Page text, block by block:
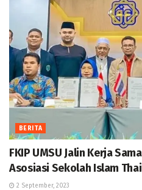
BERITA
FKIP UMSU Jalin Kerja
Asosiasi Sekolah Islam
2 September, 2023